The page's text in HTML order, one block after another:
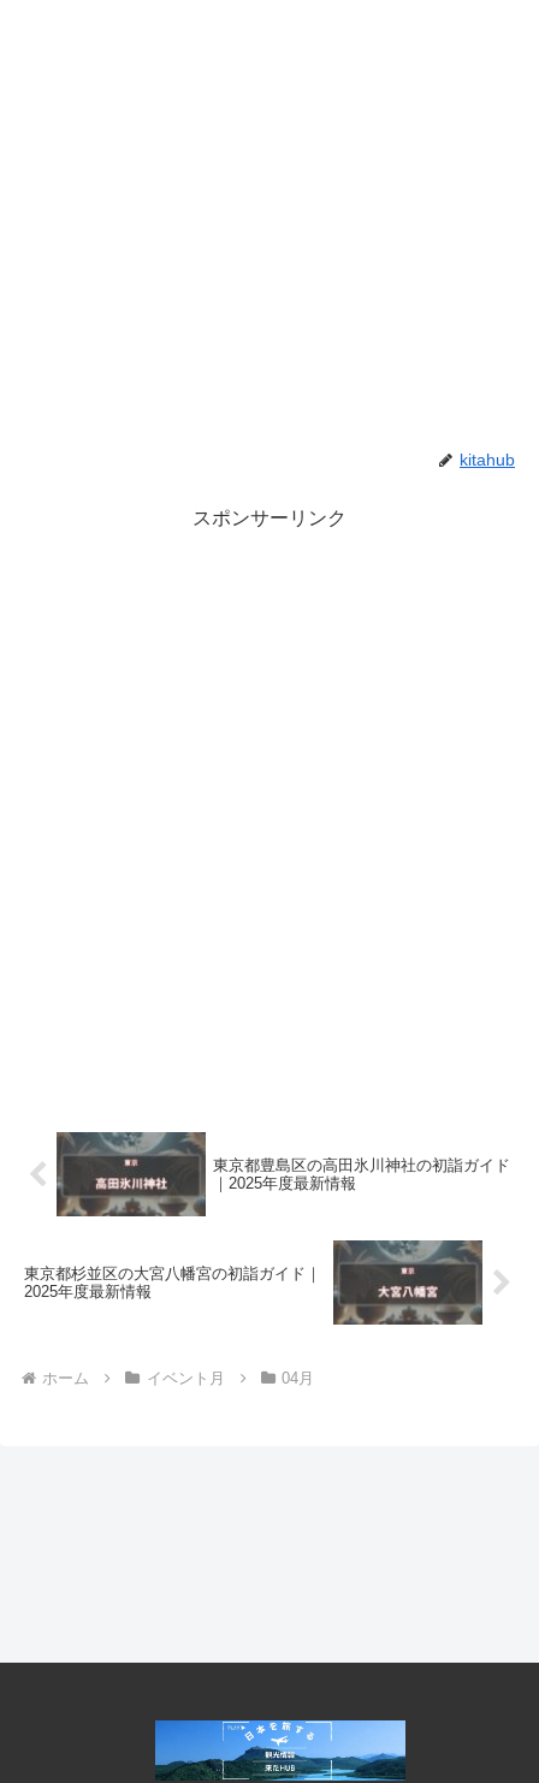
kitahub
スポンサーリンク
東京都豊島区の高田氷川神社の初詣ガイド
｜2025年度最新情報
東京都杉並区の大宮八幡宮の初詣ガイド｜
2025年度最新情報
ホーム イベント月 04月